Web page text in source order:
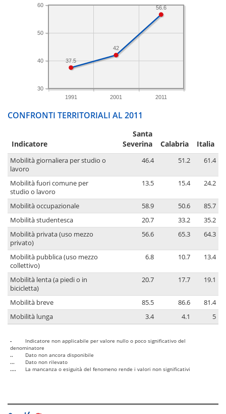
1991 2001 2011
30
40
50
60 56.6
42
37.5
CONFRONTI TERRITORIALI AL 2011
Indicatore
Santa
Severina
Calabria Italia
Mobilità giornaliera per studio o
lavoro
46.4 51.2 61.4
Mobilità fuori comune per
studio o lavoro
13.5 15.4 24.2
Mobilità occupazionale 58.9 50.6
85.7
Mobilità studentesca
20.7 33.2
35.2
Mobilità privata (uso mezzo
privato)
56.6 65.3 64.3
Mobilità pubblica (uso mezzo
collettivo)
6.8 10.7 13.4
Mobilità lenta (a piedi o in
bicicletta)
20.7 17.7 19.1
Mobilità breve 85.5 86.6
81.4
Mobilità lunga
3.4 4.1 5
-
Indicatore non applicabile per valore nullo o poco significativo del
denominatore
..
Dato non ancora disponibile
...
Dato non rilevato
....
La mancanza o esiguità del fenomeno rende i valori non significativi